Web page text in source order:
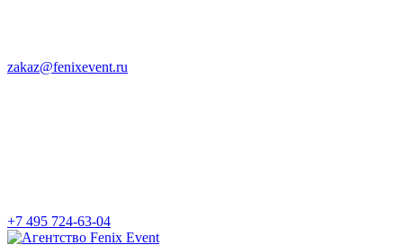
zakaz@fenixevent.ru
+7 495 724-63-04
Агентство